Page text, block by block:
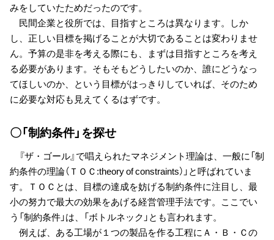
みをしていたためだったのです。
民間企業と役所では、目指すところは異なります。しか
し、正しい目標を掲げることが大切であることは変わりませ
ん。予算の是非を考える際にも、まずは目指すところを考え
る必要があります。そもそもどうしたいのか、誰にどうなっ
てほしいのか、という目標がはっきりしていれば、そのため
に必要な対応も見えてくるはずです。
〇「制約条件」を探せ
『ザ・ゴール』で唱えられたマネジメント理論は、一般に「制
約条件の理論（ＴＯＣ:theory of constraints）」と呼ばれていま
す。ＴＯＣとは、目標の達成を妨げる制約条件に注目し、最
小の努力で最大の効果をあげる経営管理手法です。ここでい
う「制約条件」は、「ボトルネック」とも言われます。
例えば、ある工場が１つの製品を作る工程にＡ・Ｂ・Ｃの